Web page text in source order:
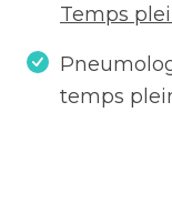
Temps
temps